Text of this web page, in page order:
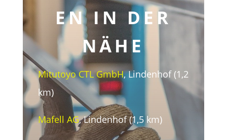
EN IN DER
NÄHE
Mitutoyo CTL GmbH, Lindenhof (1,2
km)
Mafell AG, Lindenhof (1,5 km)